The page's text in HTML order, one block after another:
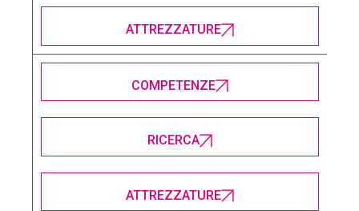
ATTREZZATURE
COMPETENZE
RICERCA
ATTREZZATURE